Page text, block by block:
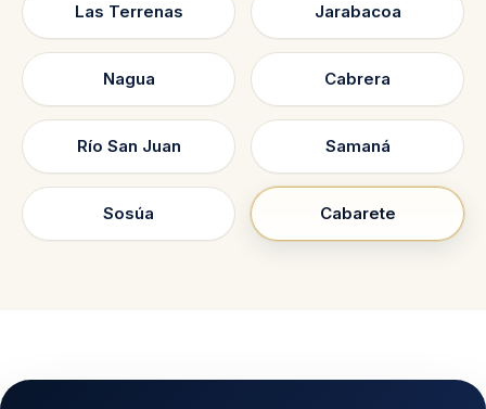
Las Terrenas Jarabacoa
Nagua Cabrera
Río San Juan Samaná
Sosúa Cabarete